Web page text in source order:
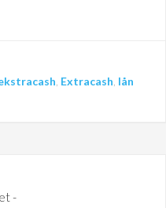
Extracash lån
-